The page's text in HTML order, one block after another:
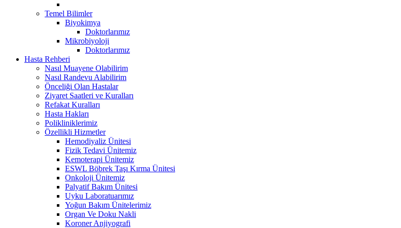
Temel Bilimler
Biyokimya
Doktorlarımız
Mikrobiyoloji
Doktorlarımız
Hasta Rehberi
Nasıl Muayene Olabilirim
Nasıl Randevu Alabilirim
Önceliği Olan Hastalar
Ziyaret Saatleri ve Kuralları
Refakat Kuralları
Hasta Hakları
Polikliniklerimiz
Özellikli Hizmetler
Hemodiyaliz Ünitesi
Fizik Tedavi Ünitemiz
Kemoterapi Ünitemiz
ESWL Böbrek Taşı Kırma Ünitesi
Onkoloji Ünitemiz
Palyatif Bakım Ünitesi
Uyku Laboratuarımız
Yoğun Bakım Ünitelerimiz
Organ Ve Doku Nakli
Koroner Anjiyografi